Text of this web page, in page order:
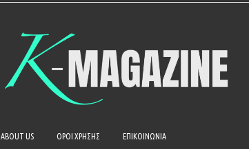
ABOUT US ΟΡΟΙ ΧΡΗΣΗΣ ΕΠΙΚΟΙΝΩΝΙΑ